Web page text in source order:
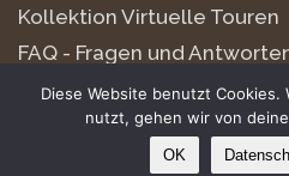
Kollektion Virtuelle Touren
FAQ - Fragen und
little-planets
© aktiv-panorama | Rüdiger
Diese Website benutzt
nutzt, gehen wir von
OK